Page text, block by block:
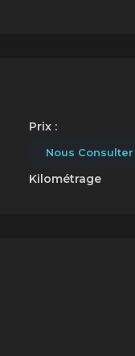
Prix :
Nous Consulter
Kilométrage